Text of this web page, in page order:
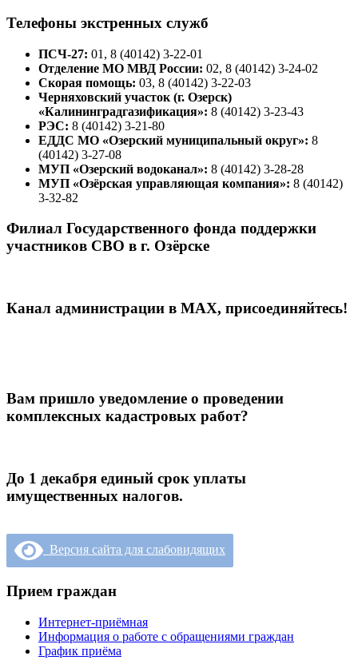
Телефоны экстренных служб
ПСЧ-27: 01, 8 (40142) 3-22-01
Отделение МО МВД России: 02, 8 (40142) 3-24-02
Скорая помощь: 03, 8 (40142) 3-22-03
Черняховский участок (г. Озерск)
«Калининградгазификация»: 8 (40142) 3-23-43
РЭС: 8 (40142) 3-21-80
ЕДДС МО «Озерский муниципальный округ»: 8
(40142) 3-27-08
МУП «Озерский водоканал»: 8 (40142) 3-28-28
МУП «Озёрская управляющая компания»: 8 (40142)
3-32-82
Филиал Государственного фонда поддержки
участников СВО в г. Озёрске
Канал администрации в МАХ, присоединяйтесь!
Вам пришло уведомление о проведении
комплексных кадастровых работ?
До 1 декабря единый срок уплаты
имущественных налогов.
Версия сайта для слабовидящих
Прием граждан
Интернет-приёмная
Информация о работе с обращениями граждан
График приёма